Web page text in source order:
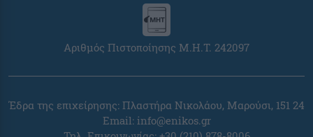
Αριθμός Πιστοποίησης Μ.Η.Τ. 242097
Έδρα της επιχείρησης: Πλαστήρα Νικολάου, Μαρούσι, 151 24
Email: info@enikos.gr